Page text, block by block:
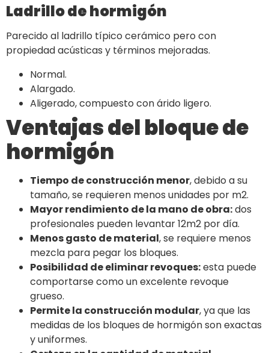
Ladrillo de hormigón
Parecido al ladrillo típico cerámico pero con
propiedad acústicas y términos mejoradas.
Normal.
Alargado.
Aligerado, compuesto con árido ligero.
Ventajas del bloque de
hormigón
Tiempo de construcción menor, debido a su
tamaño, se requieren menos unidades por m2.
Mayor rendimiento de la mano de obra:dos
profesionales pueden levantar 12m2 por día.
Menos gasto de material, se requiere menos
mezcla para pegar los bloques.
Posibilidad de eliminar revoques:esta puede
comportarse como un excelente revoque
grueso.
Permite la construcción modular, ya que las
medidas de los bloques de hormigón son exactas
y uniformes.